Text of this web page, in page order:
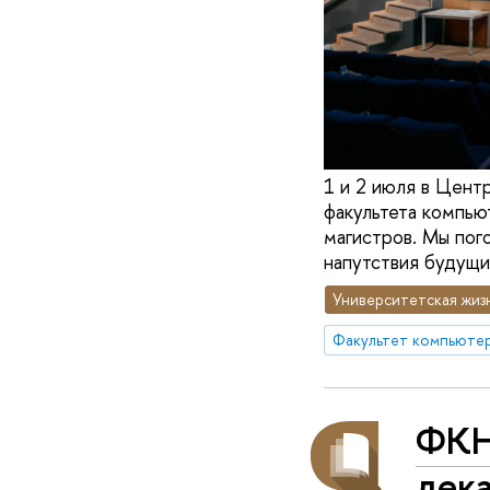
1 и 2 июля в
факультета
магистров. Мы
напутствия
Университетская
Факультет
ФКН